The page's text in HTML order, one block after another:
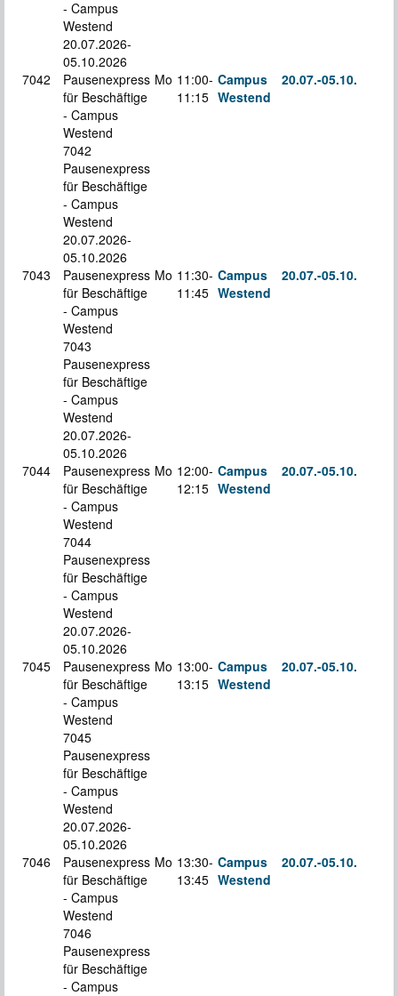
- Campus
Westend
20.07.2026-
05.10.2026
7042
Pausenexpress
für Beschäftige
- Campus
Westend
7042
Pausenexpress
für Beschäftige
- Campus
Westend
20.07.2026-
05.10.2026
Mo 11:00-
11:15
Campus
Westend
20.07.-05.10.
7043
Pausenexpress
für Beschäftige
- Campus
Westend
7043
Pausenexpress
für Beschäftige
- Campus
Westend
20.07.2026-
05.10.2026
Mo 11:30-
11:45
Campus
Westend
20.07.-05.10.
7044
Pausenexpress
für Beschäftige
- Campus
Westend
7044
Pausenexpress
für Beschäftige
- Campus
Westend
20.07.2026-
05.10.2026
Mo 12:00-
12:15
Campus
Westend
20.07.-05.10.
7045
Pausenexpress
für Beschäftige
- Campus
Westend
7045
Pausenexpress
für Beschäftige
- Campus
Westend
20.07.2026-
05.10.2026
Mo 13:00-
13:15
Campus
Westend
20.07.-05.10.
7046
Pausenexpress
für Beschäftige
- Campus
Westend
7046
Pausenexpress
für Beschäftige
- Campus
Mo 13:30-
13:45
Campus
Westend
20.07.-05.10.